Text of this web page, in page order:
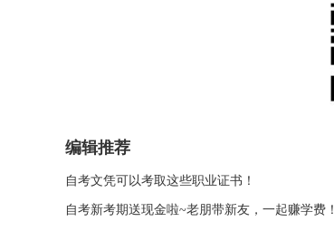
编辑推荐
自考文凭可以考取这些职业证书！
自考新考期送现金啦~老朋带新友，一起赚学费！